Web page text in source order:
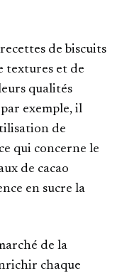
de biscuits
textures et de
qualités
exemple, il
de
qui concerne le
de cacao
en sucre la
de la
chaque